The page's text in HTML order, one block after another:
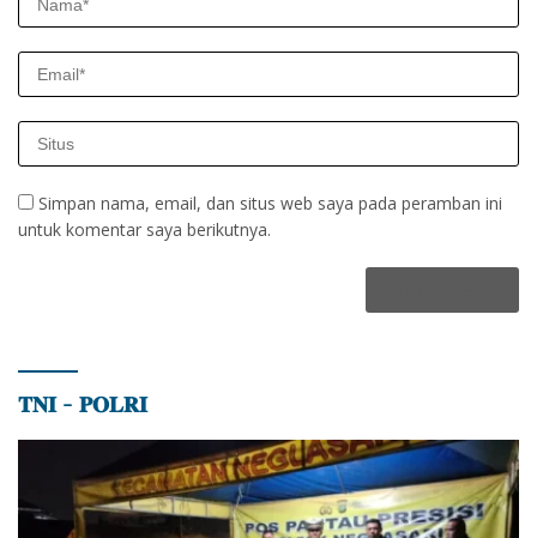
Simpan nama, email, dan situs web saya pada peramban ini
untuk komentar saya berikutnya.
𝐓𝐍𝐈 – 𝐏𝐎𝐋𝐑𝐈